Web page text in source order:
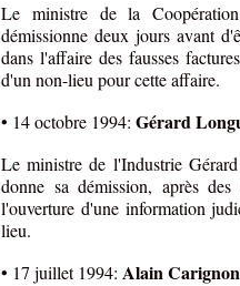
Le ministre de la
démissionne deux jours avant
dans l'affaire des fausses
d'un non-lieu pour cette affaire.
• 14 octobre 1994: Gérard
Le ministre de l'Industrie
donne sa démission, après
l'ouverture d'une information
lieu.
• 17 juillet 1994: Alain Carignon